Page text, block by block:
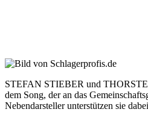
STEFAN STIEBER und
dem Song, der an das
Nebendarsteller unterstützen sie